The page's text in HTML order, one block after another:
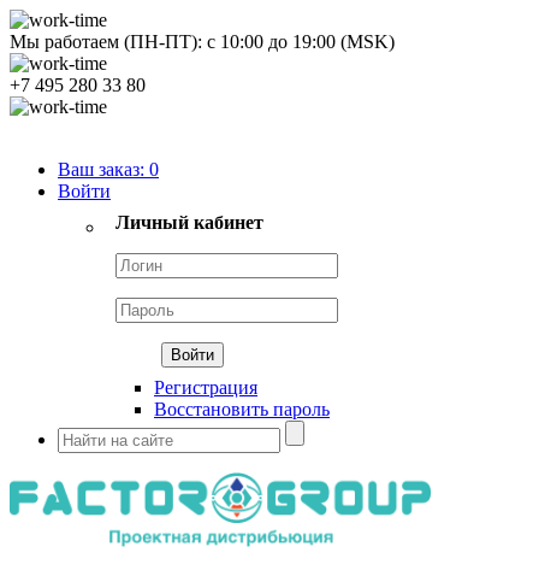
Мы работаем (ПН-ПТ): с 10:00 до 19:00 (MSK)
+7 495 280 33 80
Ваш заказ: 0
Войти
Личный кабинет
Регистрация
Восстановить пароль